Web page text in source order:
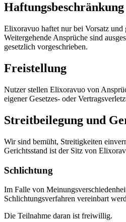
Haftungsbeschränkung
Elixoravuo haftet nur bei Vorsatz und
Weitergehende Ansprüche sind
gesetzlich vorgeschrieben.
Freistellung
Nutzer stellen Elixoravuo von
eigener Gesetzes- oder
Streitbeilegung und
Wir sind bemüht, Streitigkeiten
Gerichtsstand ist der Sitz von
Schlichtung
Im Falle von
Schlichtungsverfahren vereinbart
Die Teilnahme daran ist freiwillig.